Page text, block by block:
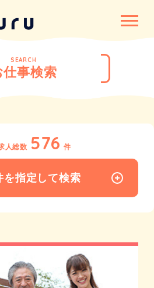
SEARCH
仕事検索
人総数 576 件
を指定して検索